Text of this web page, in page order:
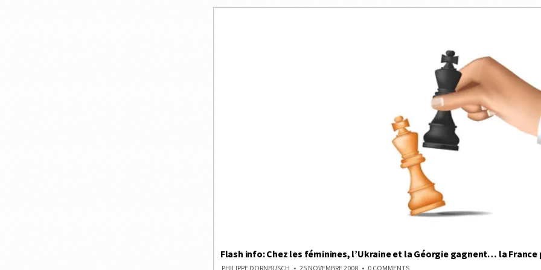
Flash info: Chez les féminines, l’Ukraine et la Géorgie gagnent… la France
PHILIPPE DORNBUSCH 25 NOVEMBRE 2008 0 COMMENTSON